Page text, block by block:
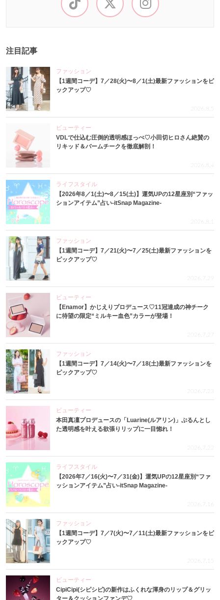
注目記事
ファッション
【1週間コーデ】7／28(火)〜8／1(土)最新ファッションをピ
ックアップ♡
2026.8.5
ビューティー
VDLで仕込む圧倒的透明感ほっぺ♡小田切ヒロさん絶賛の
リキッド＆バームチークを徹底解剖！
2026.8.4
ライフスタイル
【2026年8／1(土)〜8／15(土)】運気UPの12星座別“ファッ
ションアイテム”占い-itSnap Magazine-
2026.8.1
ファッション
【1週間コーデ】7／21(火)〜7／25(土)最新ファッションを
ピックアップ♡
2026.7.29
ビューティー
【Enamor】かじえりプロデュース♡11冠達成の神チーク
に待望の限定“ミルキー血色”カラーが登場！
2026.7.27
ファッション
【1週間コーデ】7／14(火)〜7／18(土)最新ファッションを
ピックアップ♡
2026.7.23
ビューティー
本田真凜プロデュースの「Luarine(ルアリン)」ぷるんとし
た透明感を叶える欲張りリップに一目惚れ！
2026.7.22
ライフスタイル
【2026年7／16(火)〜7／31(金)】運気UPの12星座別“ファ
ッションアイテム”占い-itSnap Magazine-
2026.7.16
ファッション
【1週間コーデ】7／7(火)〜7／11(土)最新ファッションをピ
ックアップ♡
2026.7.15
ビューティー
CipiCipi(シピシピ)の新作はふくれな渾身のリップ＆グリッ